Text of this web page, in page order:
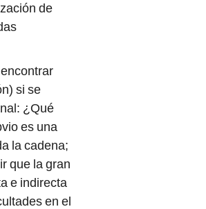
de
si se
¿Qué
es una
la cadena;
que la gran
e indirecta
en el